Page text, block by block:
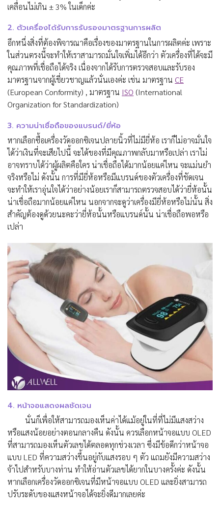
เคลื่อนไม่เกิน ± 3% ในเด็กค่ะ
2. ตัวเครื่องได้รับการรับรองมาตรฐานการผลิต
อีกหนึ่งสิ่งที่ต้องพิจารณาคือเรื่องของมาตรฐานในการผลิตค่ะ เพราะ
ในส่วนตรงนี้จะทำให้เราสามารถมั่นใจเพิ่มได้อีกว่า ตัวเครื่องที่ได้จะมี
คุณภาพที่เชื่อถือได้จริง เนื่องจากได้รับการตรวจสอบและรับรอง
มาตรฐานจากผู้เชี่ยวชาญแล้วนั่นเองค่ะ เช่น มาตรฐาน CE
(European Conformity) , มาตรฐาน ISO (International
Organization for Standardization)
3. ความน่าเชื่อถือของแบรนด์/ยี่ห้อ
หากเลือกซื้อเครื่องวัดออกซิเจนปลายนิ้วที่ไม่มียี่ห้อ เราก็ไม่อาจมั่นใจ
ได้ว่าเงินที่จะเสียไปนี้ จะได้ของที่มีคุณภาพกลับมาหรือเปล่า เราไม่
อาจทราบได้ว่าผู้ผลิตคือใคร น่าเชื่อถือได้มากน้อยแค่ไหน จะแม่นยำ
จริงหรือไม่ ดังนั้น การที่มียี่ห้อหรือมีแบรนด์ของตัวเครื่องที่ชัดเจน
จะทำให้เราอุ่นใจได้ว่าอย่างน้อยเราก็สามารถตรวจสอบได้ว่ายี่ห้อนั้น
น่าเชื่อถือมากน้อยแค่ไหน นอกจากจะดูว่าเครื่องมียี่ห้อหรือไม่นั้น สิ่ง
สำคัญต้องดูด้วยนะคะว่ายี่ห้อนั้นหรือแบรนด์นั้น น่าเชื่อถือพอหรือ
เปล่า
4. หน้าจอแสดงผลชัดเจน
นั่นก็เพื่อให้สามารถมองเห็นค่าได้แม้อยู่ในที่ที่ไม่มีแสงสว่าง
หรือแสงน้อยอย่างตอนกลางคืน ดังนั้น ควรเลือกหน้าจอแบบ OLED
ที่สามารถมองเห็นตัวเลขได้ตลอดทุกช่วงเวลา ซึ่งมีข้อดีกว่าหน้าจอ
แบบ LED ที่ความสว่างขึ้นอยู่กับแสงรอบ ๆ ตัว แถมยังมีความสว่าง
จ้าไปสำหรับบางท่าน ทำให้อ่านตัวเลขได้ยากในบางครั้งค่ะ ดังนั้น
หากเลือกเครื่องวัดออกซิเจนที่มีหน้าจอแบบ OLED และยิ่งสามารถ
ปรับระดับของแสงหน้าจอได้จะยิ่งดีมากเลยค่ะ